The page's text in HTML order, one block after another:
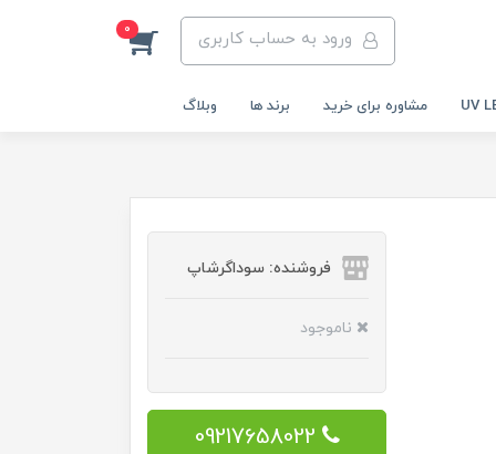
ورود به حساب کاربری 0
مشاوره برای خرید برند ها وبلاگ
فروشنده: سوداگرشاپ
ناموجود
09217658022